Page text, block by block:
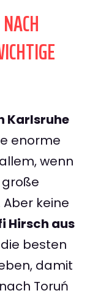
Karlsruhe
enorme
wenn
keine
Hirsch aus
besten
damit
Toruń